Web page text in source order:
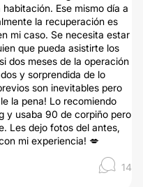
Ese mismo día a
la recuperación es
mi caso. Se necesita estar
que pueda asistirte los
dos meses de la operación
y sorprendida de lo
son inevitables pero
la pena! Lo recomiendo
y usaba 90 de corpiño pero
Les dejo fotos del antes,
mi experiencia! 💋
14